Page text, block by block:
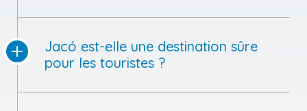
Jacó est-elle une destination sûre
pour les touristes ?